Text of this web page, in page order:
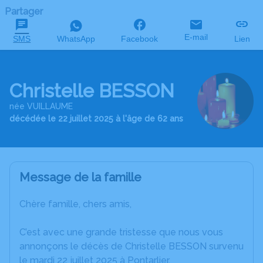
Partager
SMS WhatsApp Facebook E-mail Lien
Christelle BESSON
née VUILLAUME
décédée le 22 juillet 2025 à l'âge de 62 ans
Message de la famille
Chère famille, chers amis,
C’est avec une grande tristesse que nous vous
annonçons le décès de Christelle BESSON survenu
le mardi 22 juillet 2025 à Pontarlier.